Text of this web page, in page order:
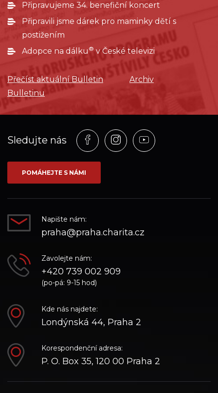
Připravujeme 34. benefiční koncert
Připravili jsme dárek pro maminky dětí s
postižením
Adopce na dálku ®v České televizi
Přečíst aktuální Bulletin
Archiv
Bulletinu
Sledujte nás
Profil
na
síti_Facebook
Profil
na
Profil
na
POMÁHEJTE S NÁMI
Napište nám:
praha@praha.charita.cz
Zavolejte nám:
+420 739 002 909
(po-pá: 9-15 hod)
Kde nás najdete:
Londýnská 44, Praha 2
Korespondenční adresa:
P. O. Box 35, 120 00 Praha 2